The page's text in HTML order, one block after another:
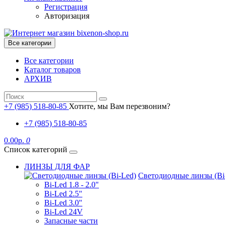
Регистрация
Авторизация
Все категории
Все категории
Каталог товаров
АРХИВ
+7 (985) 518-80-85 Хотите, мы Вам перезвоним?
+7 (985) 518-80-85
0.00р. 0
Список категорий
ЛИНЗЫ ДЛЯ ФАР
Светодиодные линзы
Bi-Led 1.8 - 2.0"
Bi-Led 2.5"
Bi-Led 3.0"
Bi-Led 24V
Запасные части